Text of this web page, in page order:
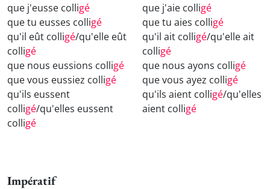
que j'eusse colligé
que tu eusses colligé
qu'il eût colligé/qu'elle eût
colligé
que nous eussions colligé
que vous eussiez colligé
qu'ils eussent
colligé/qu'elles eussent
colligé
que j'aie colligé
que tu aies colligé
qu'il ait colligé/qu'elle ait
colligé
que nous ayons colligé
que vous ayez colligé
qu'ils aient colligé/qu'elles
aient colligé
Impératif